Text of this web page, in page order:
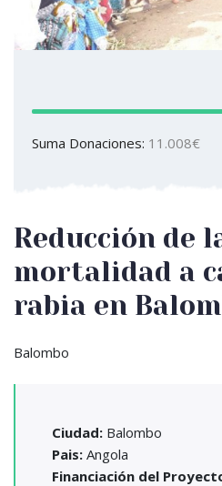
Suma Donaciones: 11.008€
Reducción de
mortalidad a
rabia en
Balombo
Ciudad: Balombo
Pais: Angola
Financiación del